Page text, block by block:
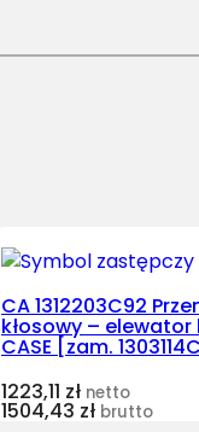
CA 1312203C92
kłosowy –
CASE [zam.
1223,11 zł netto
1504,43 zł brutto